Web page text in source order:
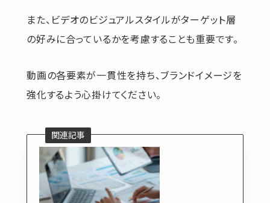
また、ビデオのビジュアルスタイルがターゲット層
の好みに合っているかを考慮することも重要です。
動画の各要素が一貫性を持ち、ブランドイメージを
強化するよう心掛けてください。